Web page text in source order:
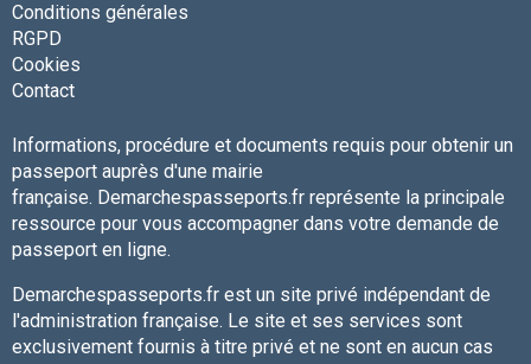
Conditions générales
RGPD
Cookies
Contact
Informations, procédure et documents requis pour obtenir un
passeport auprès d'une mairie
française. Demarchespasseports.fr représente la principale
ressource pour vous accompagner dans votre demande de
passeport en ligne.
Demarchespasseports.fr est un site privé indépendant de
l'administration française. Le site et ses services sont
exclusivement fournis à titre privé et ne sont en aucun cas